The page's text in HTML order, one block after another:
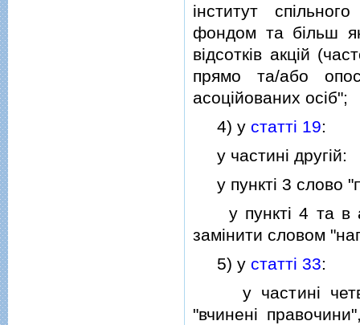
iнститут
фондом та бiльш
вiдсоткiв акцiй
прямо та/або
асоцiйованих осiб";
4) у статтi 19:
у частинi другiй:
у пунктi 3 слово
у пунктi 4 та в
замiнити словом
5) у статтi 33:
у частинi
"вчиненi